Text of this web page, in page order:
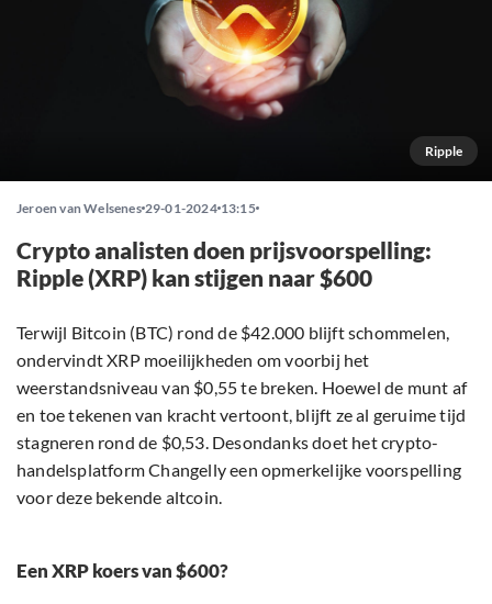
Ripple
Jeroen van Welsenes 29-01-2024 13:15
Crypto analisten doen prijsvoorspelling:
Ripple (XRP) kan stijgen naar $600
Terwijl Bitcoin (BTC) rond de $42.000 blijft schommelen,
ondervindt XRP moeilijkheden om voorbij het
weerstandsniveau van $0,55 te breken. Hoewel de munt af
en toe tekenen van kracht vertoont, blijft ze al geruime tijd
stagneren rond de $0,53. Desondanks doet het crypto-
handelsplatform Changelly een opmerkelijke voorspelling
voor deze bekende altcoin.
Een XRP koers van $600?